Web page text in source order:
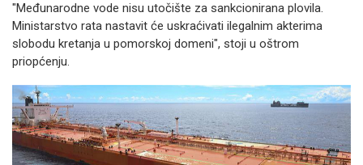
"Međunarodne vode nisu utočište za sankcionirana plovila.
Ministarstvo rata nastavit će uskraćivati ilegalnim akterima
slobodu kretanja u pomorskoj domeni", stoji u oštrom
priopćenju.